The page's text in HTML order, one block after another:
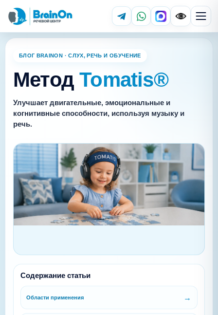
БЛОГ BRAINON · СЛУХ, РЕЧЬ И ОБУЧЕНИЕ
МетодTomatis®
Улучшает двигательные, эмоциональные и
когнитивные способности, используя музыку и
речь.
Содержание статьи
Области применения